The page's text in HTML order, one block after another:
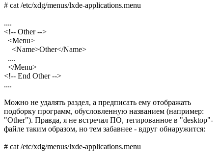
# cat /etc/xdg/menus/lxde-applications.menu
....
<!-- Other -->
<Menu>
<Name>Other</Name>
....
</Menu>
<!-- End Other -->
....
Можно не удалять раздел, а предписать ему отображать
подборку программ, обусловленную названием (например:
"Other"). Правда, я не встречал ПО, тегированное в "desktop"-
файле таким образом, но тем забавнее - вдруг обнаружится:
# cat /etc/xdg/menus/lxde-applications.menu